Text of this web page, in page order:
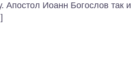
Апостол Иоанн Богослов так и